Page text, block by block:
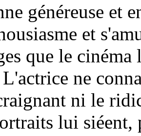
généreuse et
et
que le
ne
ni le
lui